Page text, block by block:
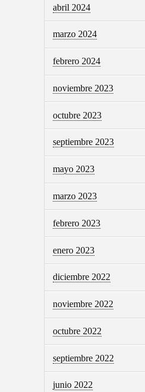
abril 2024
marzo 2024
febrero 2024
noviembre 2023
octubre 2023
septiembre 2023
mayo 2023
marzo 2023
febrero 2023
enero 2023
diciembre 2022
noviembre 2022
octubre 2022
septiembre 2022
junio 2022